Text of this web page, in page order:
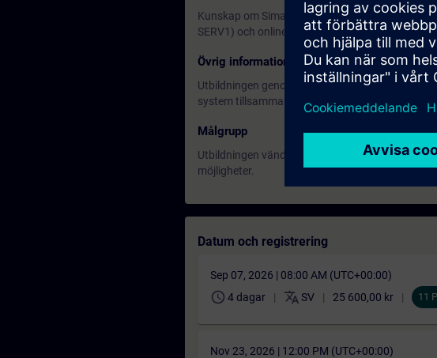
Kunskap om Simatic S7 och TIA Portal Step 7
SERV1) och online-test
Övrig information
Utbildningen genomförs på svenska med
system tillsammans med ET 200SP I/O, Comfort
Målgrupp
Utbildningen vänder sig till TIA Portal Step 7-
möjligheter.
Datum och registrering
Sep 07, 2026 | 08:00 AM (UTC+00:00)
schedule 4 dagar translate SV 25 600,00 kr 11
Nov 23, 2026 | 12:00 PM (UTC+00:00)